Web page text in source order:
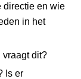
directie en wie
in het
dit?
Is er